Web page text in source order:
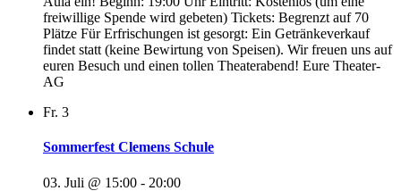
freiwillige Spende wird gebeten) Tickets: Begrenzt auf 70
Plätze Für Erfrischungen ist gesorgt: Ein Getränkeverkauf
findet statt (keine Bewirtung von Speisen). Wir freuen uns auf
euren Besuch und einen tollen Theaterabend! Eure Theater-
AG
Fr. 3
Sommerfest Clemens Schule
03. Juli @ 15:00 - 20:00